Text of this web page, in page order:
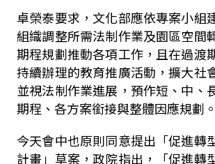
卓榮泰要求，文化部應依專案小組
組織調整所需法制作業及園區空間
期程規劃推動各項工作，且在過渡
持續辦理的教育推廣活動，擴大社
並視法制作業進展，預作短、中、
期程、各方案銜接與整體因應規劃。
今天會中也原則同意提出「促進轉
計畫」草案，政院指出，「促進轉